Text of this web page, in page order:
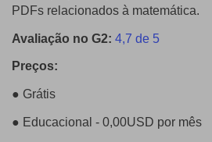
PDFs relacionados à matemática.
Avaliação no G2: 4,7 de 5
Preços:
● Grátis
● Educacional - 0,00USD por mês